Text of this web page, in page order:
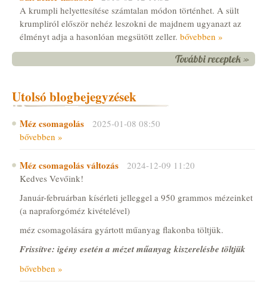
A krumpli helyettesítése számtalan módon történhet. A sült
krumpliról először nehéz leszokni de majdnem ugyanazt az
élményt adja a hasonlóan megsütött zeller. bővebben »
További receptek »
Utolsó blogbejegyzések
Méz csomagolás
2025-01-08 08:50
bővebben »
Méz csomagolás változás
2024-12-09 11:20
Kedves Vevőink!
Január-februárban kísérleti jelleggel a 950 grammos mézeinket
(a napraforgóméz kivételével)
méz csomagolására gyártott műanyag flakonba töltjük.
Frissítve: igény esetén a mézet műanyag kiszerelésbe töltjük
bővebben »